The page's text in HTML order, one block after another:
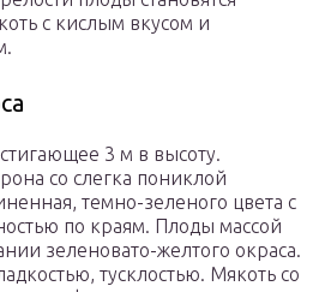
с кислым вкусом и
3 м в высоту.
со слегка пониклой
темно-зеленого цвета с
по краям. Плоды массой
зеленовато-желтого окраса.
тусклостью. Мякоть со